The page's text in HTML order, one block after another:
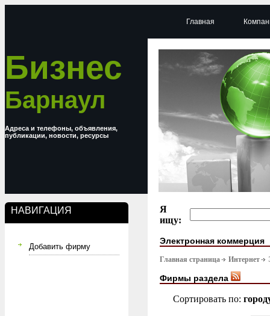
Бизнес
Барнаул
Адреса и телефоны, объявления,
публикации, новости, ресурсы
НАВИГАЦИЯ
Добавить фирму
Главная
Я
ищу:
Электронная коммерция
Главная страница Интернет
Фирмы раздела
Сортировать по: